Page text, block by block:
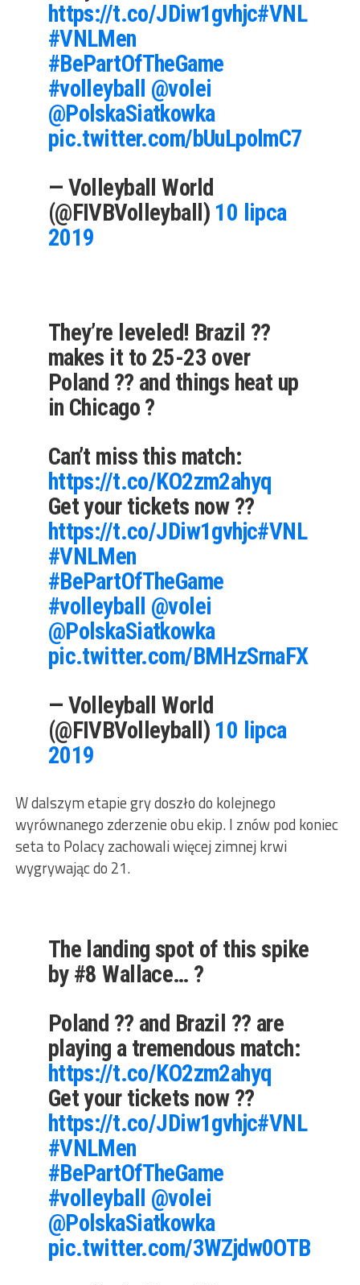
https://t.co/JDiw1gvhjc#VNL
#VNLMen
#BePartOfTheGame
#volleyball @volei
@PolskaSiatkowka
pic.twitter.com/bUuLpolmC7
— Volleyball World
(@FIVBVolleyball) 10 lipca
2019
They’re leveled! Brazil ??
makes it to 25-23 over
Poland ?? and things heat up
in Chicago ?
Can’t miss this match:
https://t.co/KO2zm2ahyq
Get your tickets now ??
https://t.co/JDiw1gvhjc#VNL
#VNLMen
#BePartOfTheGame
#volleyball @volei
@PolskaSiatkowka
pic.twitter.com/BMHzSrnaFX
— Volleyball World
(@FIVBVolleyball) 10 lipca
2019
W dalszym etapie gry doszło do kolejnego
wyrównanego zderzenie obu ekip. I znów pod koniec
seta to Polacy zachowali więcej zimnej krwi
wygrywając do 21.
The landing spot of this spike
by #8 Wallace… ?
Poland ?? and Brazil ?? are
playing a tremendous match:
https://t.co/KO2zm2ahyq
Get your tickets now ??
https://t.co/JDiw1gvhjc#VNL
#VNLMen
#BePartOfTheGame
#volleyball @volei
@PolskaSiatkowka
pic.twitter.com/3WZjdw0OTB